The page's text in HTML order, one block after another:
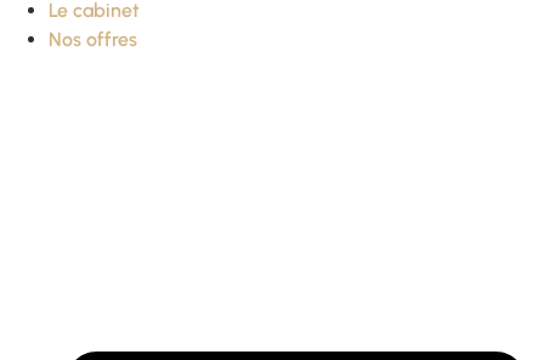
Le cabinet
Nos offres